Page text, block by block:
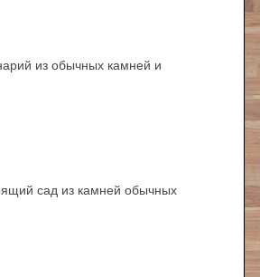
из обычных камней и
сад из камней обычных